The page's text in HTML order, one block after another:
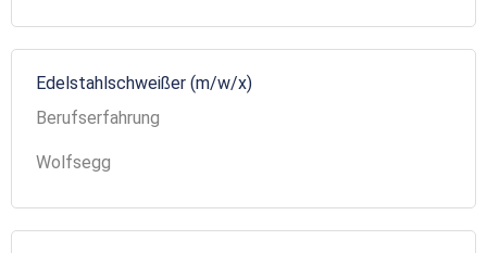
Edelstahlschweißer (m/w/x)
Berufserfahrung
Wolfsegg